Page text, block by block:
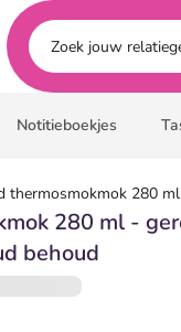
Notitieboekjes
thermosmokmok 280
280 ml -
behoud